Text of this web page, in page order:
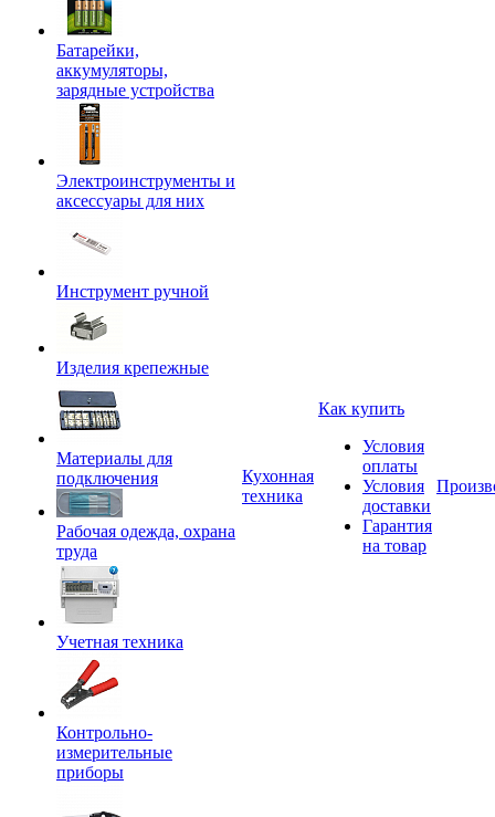
Батарейки,
аккумуляторы,
зарядные устройства
Электроинструменты и
аксессуары для них
Инструмент ручной
Изделия крепежные
Материалы для
подключения
Рабочая одежда, охрана
труда
Учетная техника
Контрольно-
измерительные
приборы
Кухонная
техника
Как купить
Условия
оплаты
Условия
доставки
Гарантия
на товар